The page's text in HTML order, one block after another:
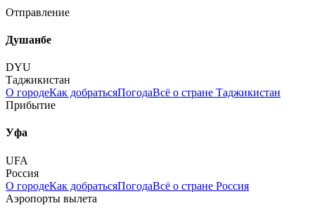
Отправление
Душанбе
DYU
Таджикистан
О городеКак добратьсяПогодаВсё о стране Таджикистан
Прибытие
Уфа
UFA
Россия
О городеКак добратьсяПогодаВсё о стране Россия
Аэропорты вылета